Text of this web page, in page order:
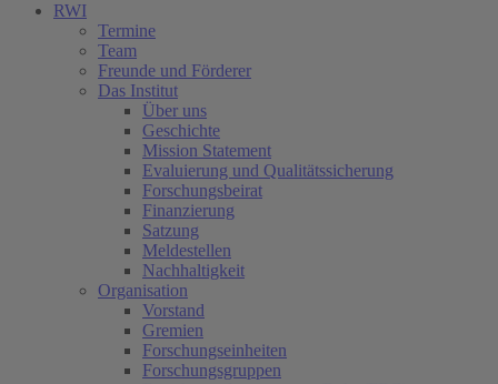
RWI
Termine
Team
Freunde und Förderer
Das Institut
Über uns
Geschichte
Mission Statement
Evaluierung und Qualitätssicherung
Forschungsbeirat
Finanzierung
Satzung
Meldestellen
Nachhaltigkeit
Organisation
Vorstand
Gremien
Forschungseinheiten
Forschungsgruppen